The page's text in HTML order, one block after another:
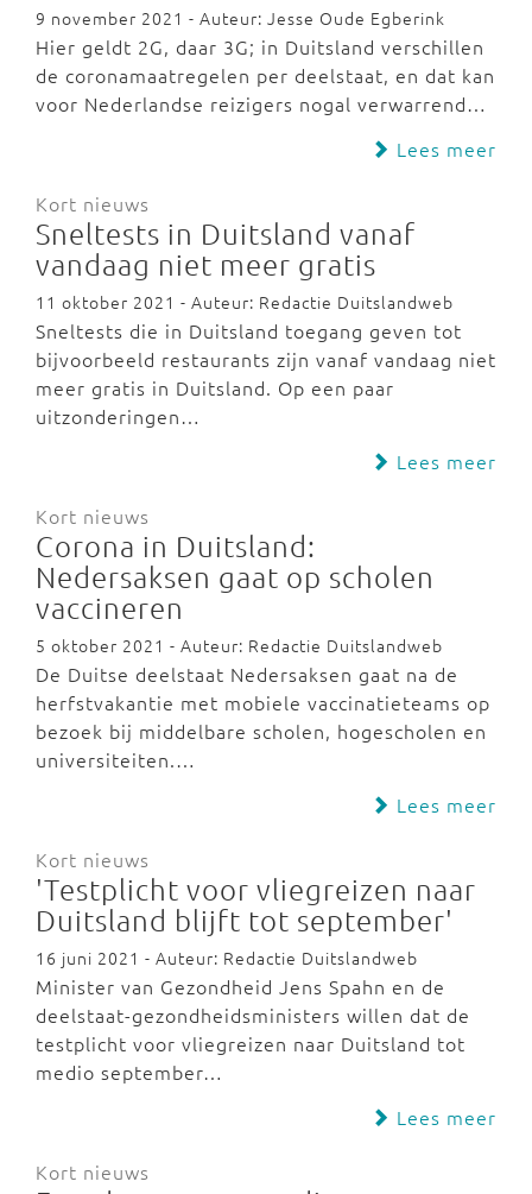
9 november 2021 - Auteur: Jesse Oude Egberink
Hier geldt 2G, daar 3G; in Duitsland verschillen
de coronamaatregelen per deelstaat, en dat kan
voor Nederlandse reizigers nogal verwarrend…
Lees meer
Kort nieuws
Sneltests in Duitsland vanaf
vandaag niet meer gratis
11 oktober 2021 - Auteur: Redactie Duitslandweb
Sneltests die in Duitsland toegang geven tot
bijvoorbeeld restaurants zijn vanaf vandaag niet
meer gratis in Duitsland. Op een paar
uitzonderingen…
Lees meer
Kort nieuws
Corona in Duitsland:
Nedersaksen gaat op scholen
vaccineren
5 oktober 2021 - Auteur: Redactie Duitslandweb
De Duitse deelstaat Nedersaksen gaat na de
herfstvakantie met mobiele vaccinatieteams op
bezoek bij middelbare scholen, hogescholen en
universiteiten.…
Lees meer
Kort nieuws
'Testplicht voor vliegreizen naar
Duitsland blijft tot september'
16 juni 2021 - Auteur: Redactie Duitslandweb
Minister van Gezondheid Jens Spahn en de
deelstaat-gezondheidsministers willen dat de
testplicht voor vliegreizen naar Duitsland tot
medio september…
Lees meer
Kort nieuws